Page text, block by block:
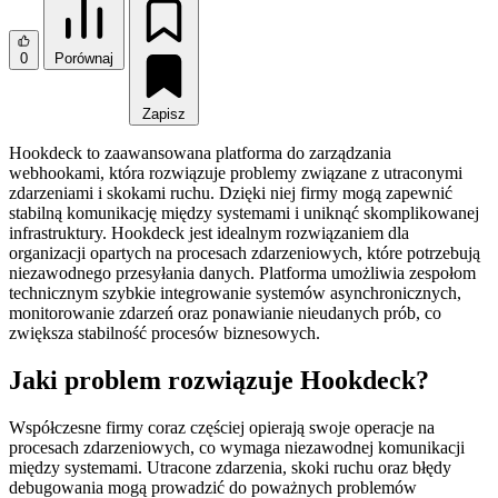
0 Porównaj
Zapisz
Hookdeck to zaawansowana platforma do zarządzania
webhookami, która rozwiązuje problemy związane z utraconymi
zdarzeniami i skokami ruchu. Dzięki niej firmy mogą zapewnić
stabilną komunikację między systemami i uniknąć skomplikowanej
infrastruktury. Hookdeck jest idealnym rozwiązaniem dla
organizacji opartych na procesach zdarzeniowych, które potrzebują
niezawodnego przesyłania danych. Platforma umożliwia zespołom
technicznym szybkie integrowanie systemów asynchronicznych,
monitorowanie zdarzeń oraz ponawianie nieudanych prób, co
zwiększa stabilność procesów biznesowych.
Jaki problem rozwiązuje Hookdeck?
Współczesne firmy coraz częściej opierają swoje operacje na
procesach zdarzeniowych, co wymaga niezawodnej komunikacji
między systemami. Utracone zdarzenia, skoki ruchu oraz błędy
debugowania mogą prowadzić do poważnych problemów